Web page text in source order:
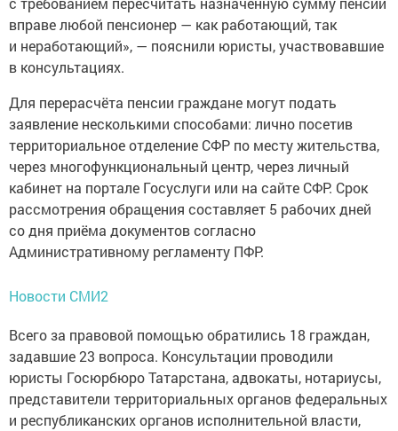
вправе любой пенсионер — как работающий, так
и неработающий», — пояснили юристы, участвовавшие
в консультациях.
Для перерасчёта пенсии граждане могут подать
заявление несколькими способами: лично посетив
территориальное отделение СФР по месту жительства,
через многофункциональный центр, через личный
кабинет на портале Госуслуги или на сайте СФР. Срок
рассмотрения обращения составляет 5 рабочих дней
со дня приёма документов согласно
Административному регламенту ПФР.
Новости СМИ2
Всего за правовой помощью обратились 18 граждан,
задавшие 23 вопроса. Консультации проводили
юристы Госюрбюро Татарстана, адвокаты, нотариусы,
представители территориальных органов федеральных
и республиканских органов исполнительной власти,